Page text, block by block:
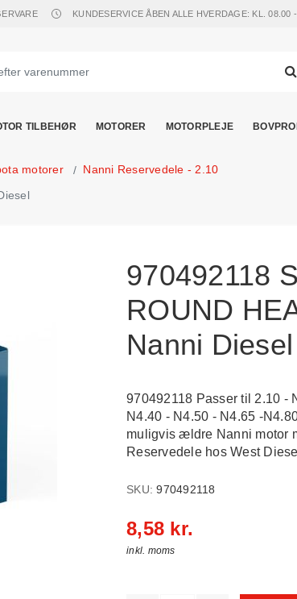
KUNDESERVICE ÅBEN ALLE HVERDAGE: KL. 08.00
TILBEHØR MOTORER MOTORPLEJE
motorer
Nanni Reservedele - 2.10
970492118
ROUND
Nanni Diesel
970492118 Passer til 2.10 -
N4.40 - N4.50 - N4.65 -
muligvis ældre Nanni motor
Reservedele hos West
SKU: 970492118
8,58 kr.
inkl. moms